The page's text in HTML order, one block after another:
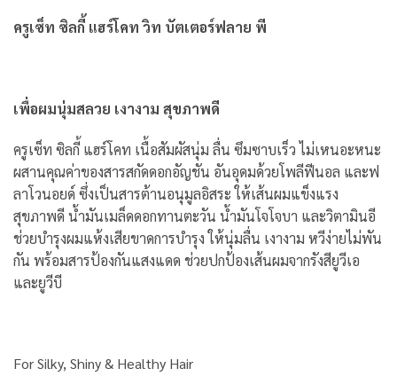
ครูเซ็ท ซิลกี้ แฮร์โคท วิท บัตเตอร์ฟลาย พี
เพื่อผมนุ่มสลวย เงางาม สุขภาพดี
ครูเซ็ท ซิลกี้ แฮร์โคท เนื้อสัมผัสนุ่ม ลื่น ซึมซาบเร็ว ไม่เหนอะหนะ
ผสานคุณค่าของสารสกัดดอกอัญชัน อันอุดมด้วยโพลีฟีนอล และฟ
ลาโวนอยด์ ซึ่งเป็นสารต้านอนุมูลอิสระ ให้เส้นผมแข็งแรง
สุขภาพดี น้ำมันเมล็ดดอกทานตะวัน น้ำมันโจโจบา และวิตามินอี
ช่วยบำรุงผมแห้งเสียขาดการบำรุง ให้นุ่มลื่น เงางาม หวีง่ายไม่พัน
กัน พร้อมสารป้องกันแสงแดด ช่วยปกป้องเส้นผมจากรังสียูวีเอ
และยูวีบี
For Silky, Shiny & Healthy Hair